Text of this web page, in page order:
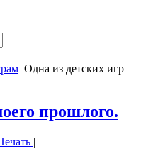
Одна из детских игр
прошлого.
|